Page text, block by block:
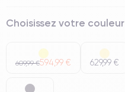
Choisissez votre couleur
609,99 €594,99 € 629,99 €